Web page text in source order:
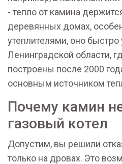
- тепло от камина
деревянных домах,
утеплителями, оно
Ленинградской области,
построены после 2000
основным источником
Почему камин
газовый котел
Допустим, вы решили
только на дровах. Это